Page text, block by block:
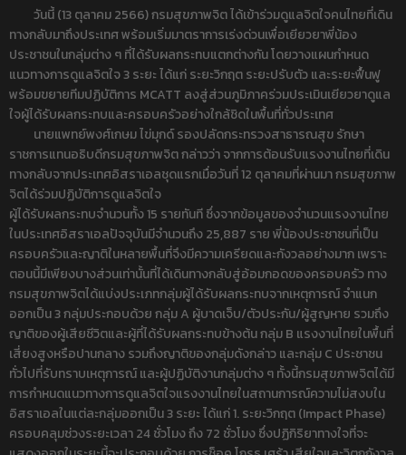
วันนี้ (13 ตุลาคม 2566) กรมสุขภาพจิต ได้เข้าร่วมดูแลจิตใจคนไทยที่เดิน
ทางกลับมาถึงประเทศ พร้อมเริ่มมาตราการเร่งด่วนเพื่อเยียวยาพี่น้อง
ประชาชนในกลุ่มต่าง ๆ ที่ได้รับผลกระทบแตกต่างกัน โดยวางแผนกำหนด
แนวทางการดูแลจิตใจ 3 ระยะ ได้แก่ ระยะวิกฤต ระยะปรับตัว และระยะฟื้นฟู
พร้อมขยายทีมปฏิบัติการ MCATT ลงสู่ส่วนภูมิภาคร่วมประเมินเยียวยาดูแล
ใจผู้ได้รับผลกระทบและครอบครัวอย่างใกล้ชิดในพื้นที่ทั่วประเทศ
นายแพทย์พงศ์เกษม ไข่มุกด์ รองปลัดกระทรวงสาธารณสุข รักษา
ราชการแทนอธิบดีกรมสุขภาพจิต กล่าวว่า จากการต้อนรับแรงงานไทยที่เดิน
ทางกลับจากประเทศอิสราเอลชุดแรกเมื่อวันที่ 12 ตุลาคมที่ผ่านมา กรมสุขภาพ
จิตได้ร่วมปฏิบัติการดูแลจิตใจ
ผู้ได้รับผลกระทบจำนวนทั้ง 15 รายทันที ซึ่งจากข้อมูลของจำนวนแรงงานไทย
ในประเทศอิสราเอลปัจจุบันมีจำนวนถึง 25,887 ราย พี่น้องประชาชนที่เป็น
ครอบครัวและญาติในหลายพื้นที่จึงมีความเครียดและกังวลอย่างมาก เพราะ
ตอนนี้มีเพียงบางส่วนเท่านั้นที่ได้เดินทางกลับสู่อ้อมกอดของครอบครัว ทาง
กรมสุขภาพจิตได้แบ่งประเภทกลุ่มผู้ได้รับผลกระทบจากเหตุการณ์ จำแนก
ออกเป็น 3 กลุ่มประกอบด้วย กลุ่ม A ผู้บาดเจ็บ/ตัวประกัน/ผู้สูญหาย รวมถึง
ญาติของผู้เสียชีวิตและผู้ที่ได้รับผลกระทบข้างต้น กลุ่ม B แรงงานไทยในพื้นที่
เสี่ยงสูงหรือปานกลาง รวมถึงญาติของกลุ่มดังกล่าว และกลุ่ม C ประชาชน
ทั่วไปที่รับทราบเหตุการณ์ และผู้ปฏิบัติงานกลุ่มต่าง ๆ ทั้งนี้กรมสุขภาพจิตได้มี
การกำหนดแนวทางการดูแลจิตใจแรงงานไทยในสถานการณ์ความไม่สงบใน
อิสราเอลในแต่ละกลุ่มออกเป็น 3 ระยะ ได้แก่ 1. ระยะวิกฤต (Impact Phase)
ครอบคลุมช่วงระยะเวลา 24 ชั่วโมง ถึง 72 ชั่วโมง ซึ่งปฏิกิริยาทางใจที่จะ